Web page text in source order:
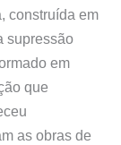
construída em
supressão
em
que
as obras de